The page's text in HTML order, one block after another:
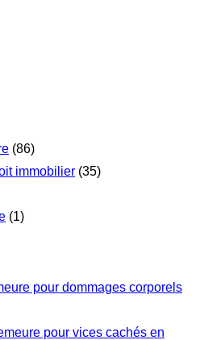
(86)
immobilier (35)
(1)
pour dommages corporels
pour vices cachés en